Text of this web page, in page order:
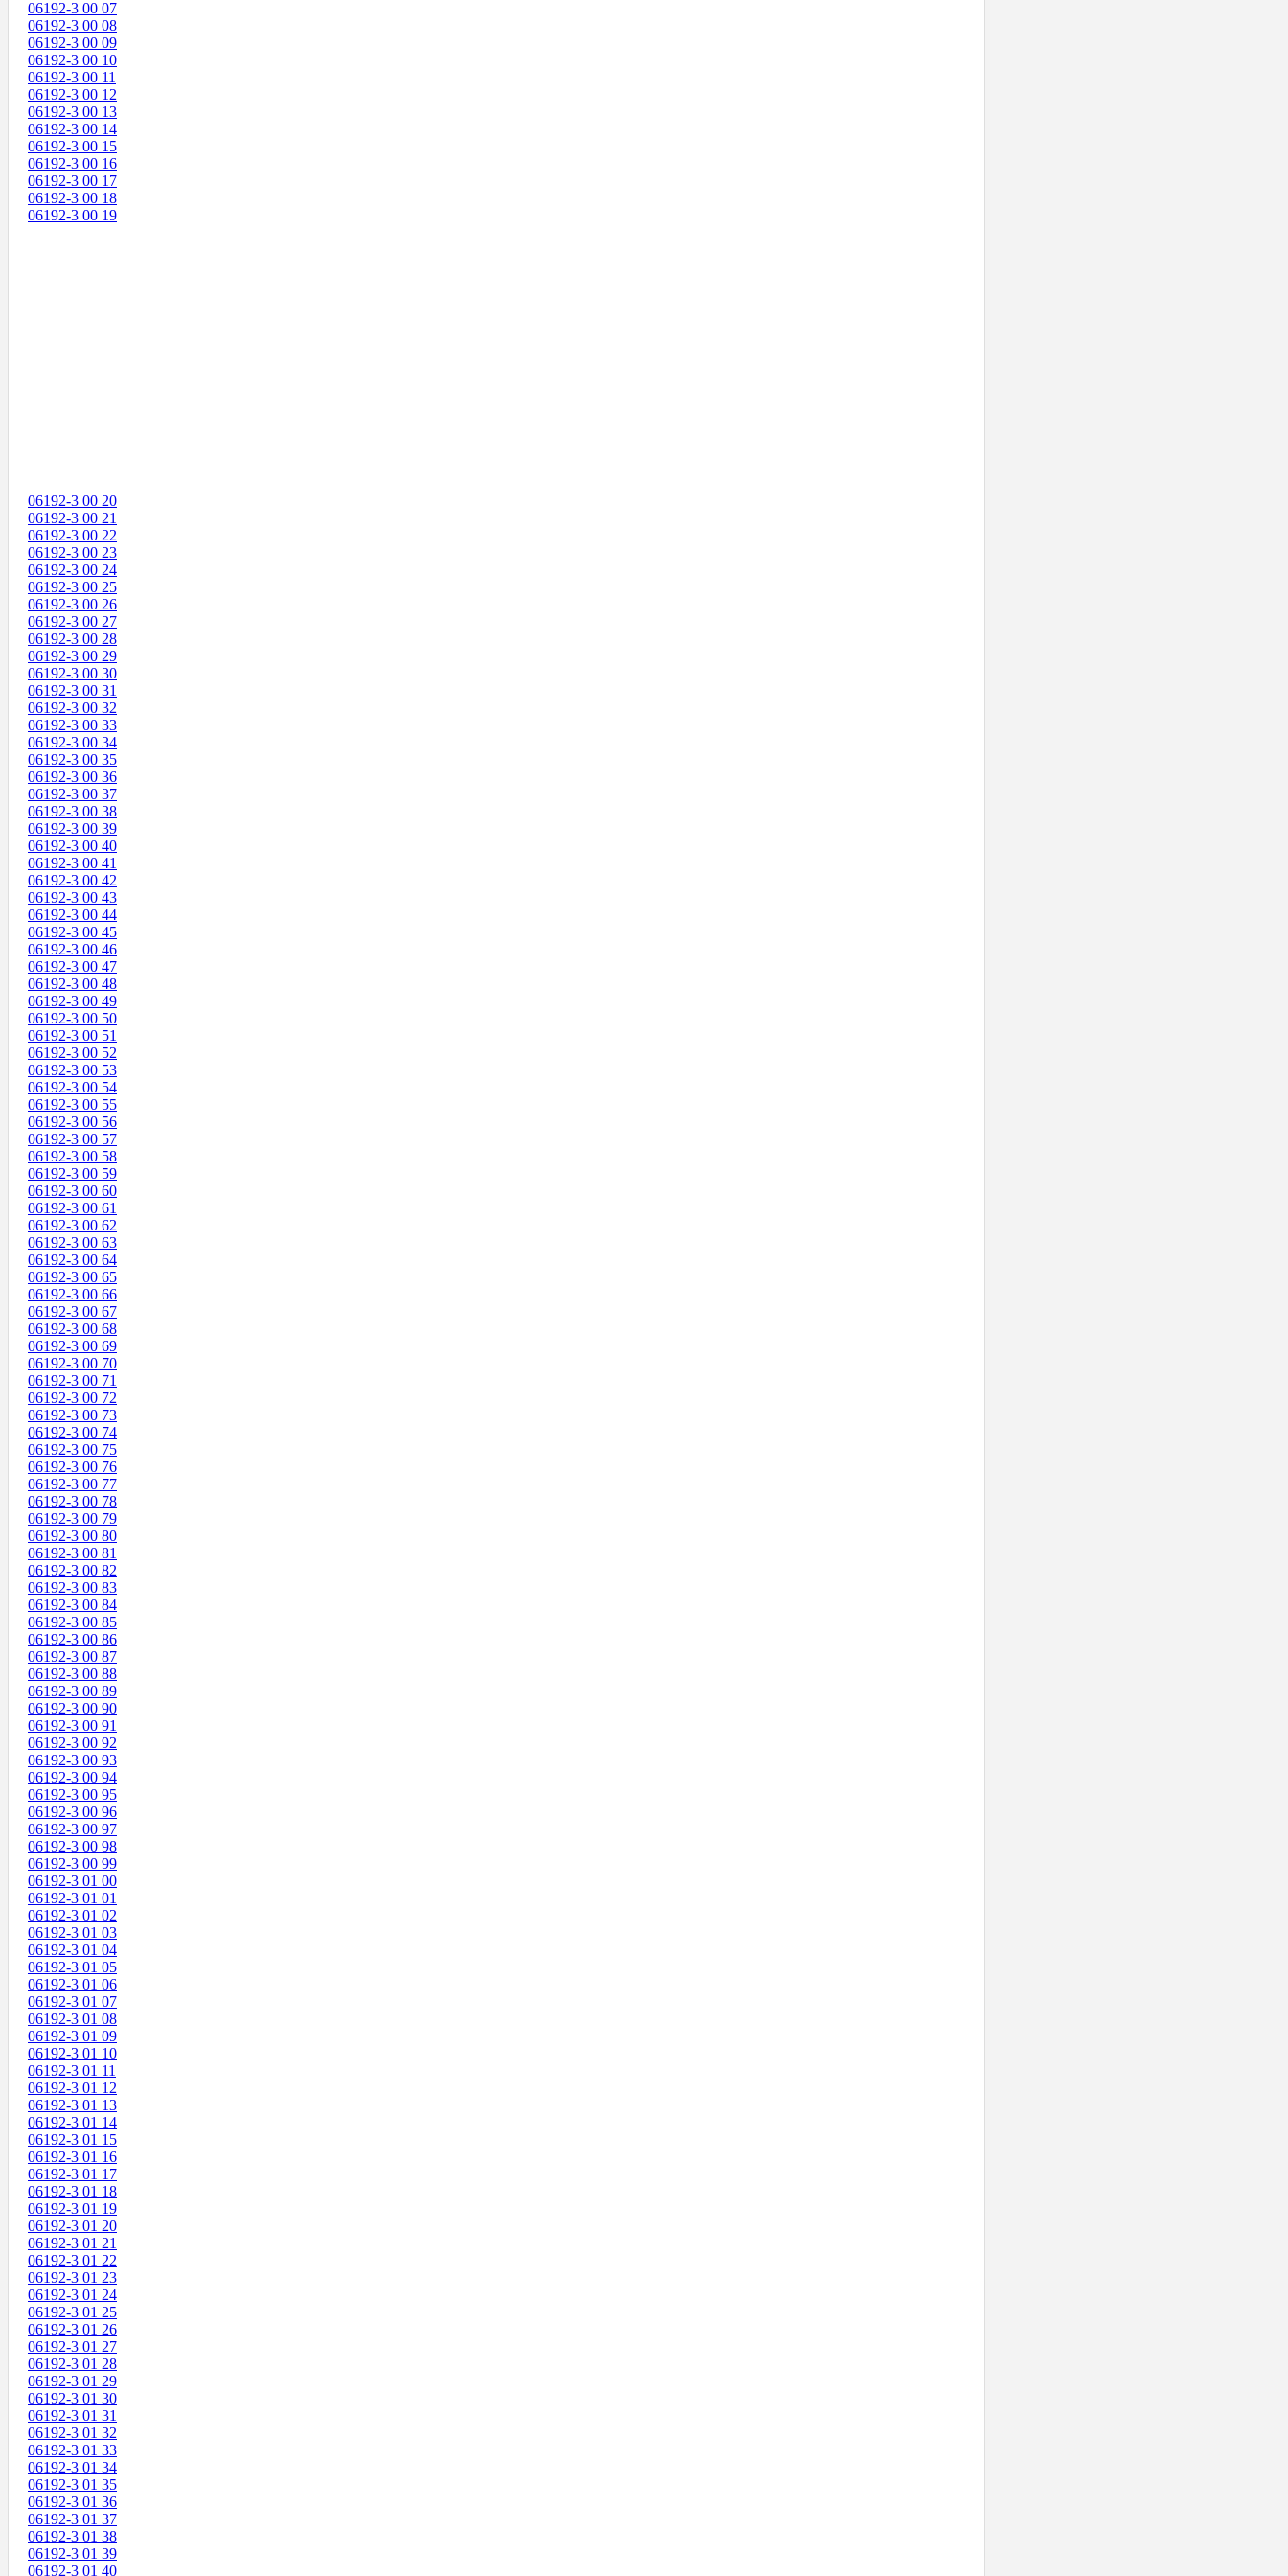
06192-3 00 07
06192-3 00 08
06192-3 00 09
06192-3 00 10
06192-3 00 11
06192-3 00 12
06192-3 00 13
06192-3 00 14
06192-3 00 15
06192-3 00 16
06192-3 00 17
06192-3 00 18
06192-3 00 19
06192-3 00 20
06192-3 00 21
06192-3 00 22
06192-3 00 23
06192-3 00 24
06192-3 00 25
06192-3 00 26
06192-3 00 27
06192-3 00 28
06192-3 00 29
06192-3 00 30
06192-3 00 31
06192-3 00 32
06192-3 00 33
06192-3 00 34
06192-3 00 35
06192-3 00 36
06192-3 00 37
06192-3 00 38
06192-3 00 39
06192-3 00 40
06192-3 00 41
06192-3 00 42
06192-3 00 43
06192-3 00 44
06192-3 00 45
06192-3 00 46
06192-3 00 47
06192-3 00 48
06192-3 00 49
06192-3 00 50
06192-3 00 51
06192-3 00 52
06192-3 00 53
06192-3 00 54
06192-3 00 55
06192-3 00 56
06192-3 00 57
06192-3 00 58
06192-3 00 59
06192-3 00 60
06192-3 00 61
06192-3 00 62
06192-3 00 63
06192-3 00 64
06192-3 00 65
06192-3 00 66
06192-3 00 67
06192-3 00 68
06192-3 00 69
06192-3 00 70
06192-3 00 71
06192-3 00 72
06192-3 00 73
06192-3 00 74
06192-3 00 75
06192-3 00 76
06192-3 00 77
06192-3 00 78
06192-3 00 79
06192-3 00 80
06192-3 00 81
06192-3 00 82
06192-3 00 83
06192-3 00 84
06192-3 00 85
06192-3 00 86
06192-3 00 87
06192-3 00 88
06192-3 00 89
06192-3 00 90
06192-3 00 91
06192-3 00 92
06192-3 00 93
06192-3 00 94
06192-3 00 95
06192-3 00 96
06192-3 00 97
06192-3 00 98
06192-3 00 99
06192-3 01 00
06192-3 01 01
06192-3 01 02
06192-3 01 03
06192-3 01 04
06192-3 01 05
06192-3 01 06
06192-3 01 07
06192-3 01 08
06192-3 01 09
06192-3 01 10
06192-3 01 11
06192-3 01 12
06192-3 01 13
06192-3 01 14
06192-3 01 15
06192-3 01 16
06192-3 01 17
06192-3 01 18
06192-3 01 19
06192-3 01 20
06192-3 01 21
06192-3 01 22
06192-3 01 23
06192-3 01 24
06192-3 01 25
06192-3 01 26
06192-3 01 27
06192-3 01 28
06192-3 01 29
06192-3 01 30
06192-3 01 31
06192-3 01 32
06192-3 01 33
06192-3 01 34
06192-3 01 35
06192-3 01 36
06192-3 01 37
06192-3 01 38
06192-3 01 39
06192-3 01 40